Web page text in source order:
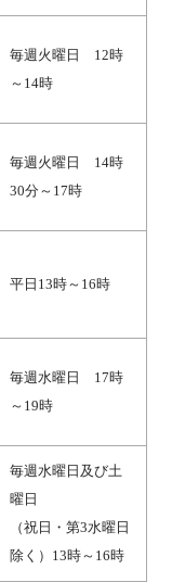
毎週火曜日 12時
～14時
毎週火曜日 14時
30分～17時
平日13時～16時
毎週水曜日 17時
～19時
毎週水曜日及び土
曜日
（祝日・第3水曜日
除く）13時～16時